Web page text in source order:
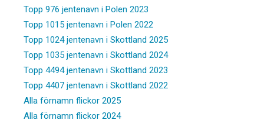
Topp 976 jentenavn i Polen 2023
Topp 1015 jentenavn i Polen 2022
Topp 1024 jentenavn i Skottland 2025
Topp 1035 jentenavn i Skottland 2024
Topp 4494 jentenavn i Skottland 2023
Topp 4407 jentenavn i Skottland 2022
Alla förnamn flickor 2025
Alla förnamn flickor 2024